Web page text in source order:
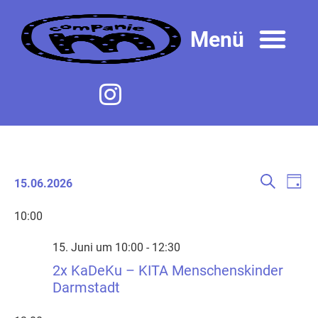
Suche
Tag
15.06.2026
wählen.
10:00
15. Juni um 10:00 - 12:30
2x KaDeKu – KITA Menschenskinder
Darmstadt